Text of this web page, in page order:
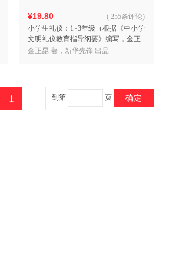
¥19.80
小学生礼仪：1~3年级（根据《中小学
文明礼仪教育指导纲要》编写，金正
昆 著）
( 255条评论)
金正昆 著，新华先锋 出品
到第 页 确定
1